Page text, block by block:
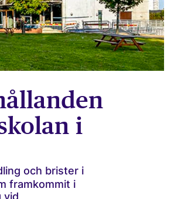
i
och brister i
framkommit i
vid